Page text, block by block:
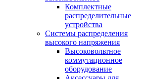
Комплектные
распределительные
устройства
Системы распределения
высокого напряжения
Высоковольтное
коммутационное
оборудование